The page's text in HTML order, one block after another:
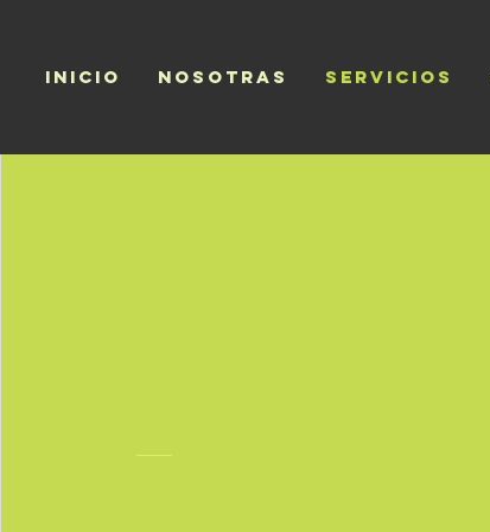
Inicio Nosotras Servicios